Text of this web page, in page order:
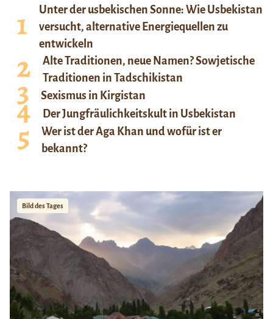
Unter der usbekischen Sonne: Wie Usbekistan
versucht, alternative Energiequellen zu
entwickeln
Alte Traditionen, neue Namen? Sowjetische
Traditionen in Tadschikistan
Sexismus in Kirgistan
Der Jungfräulichkeitskult in Usbekistan
Wer ist der Aga Khan und wofür ist er
bekannt?
Bild des Tages